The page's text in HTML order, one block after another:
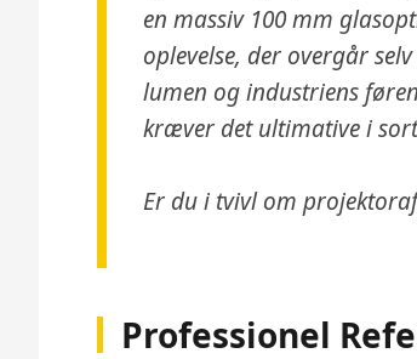
en massiv 100 mm
oplevelse, der overgår
lumen og industriens
kræver det ultimative i
Er du i tvivl om
Professionel